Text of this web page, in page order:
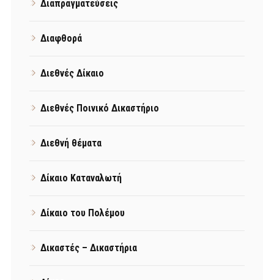
Διαπραγματεύσεις
Διαφθορά
Διεθνές Δίκαιο
Διεθνές Ποινικό Δικαστήριο
Διεθνή θέματα
Δίκαιο Καταναλωτή
Δίκαιο του Πολέμου
Δικαστές – Δικαστήρια